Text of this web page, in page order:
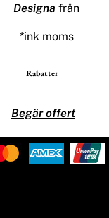
Designa från
*ink moms
Rabatter
Begär offert